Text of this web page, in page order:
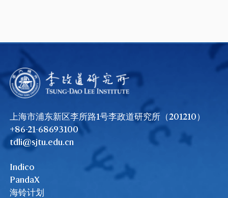
上海市浦东新区李所路1号李政道研究所（201210）
+86-21-68693100
tdli@sjtu.edu.cn
Indico
PandaX
海铃计划